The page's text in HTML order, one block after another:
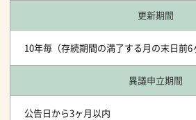
更新期間
10年毎（存続期間の満了する月の末日前6
異議申立期間
公告日から3ヶ月以内